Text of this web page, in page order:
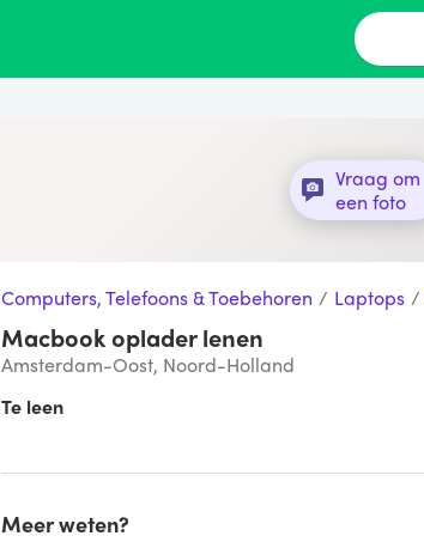
Vraag om
een foto
Computers, Telefoons & Toebehoren / Laptops /
Macbook oplader lenen
Amsterdam-Oost, Noord-Holland
Te leen
Meer weten?